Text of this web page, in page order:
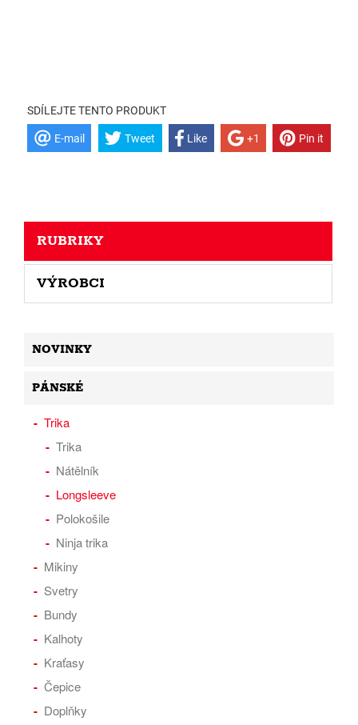
SDÍLEJTE TENTO PRODUKT
E-mail Tweet Like +1 Pin it
RUBRIKY
VÝROBCI
NOVINKY
PÁNSKÉ
Trika
Trika
Nátělník
Longsleeve
Polokošile
Ninja trika
Mikiny
Svetry
Bundy
Kalhoty
Kraťasy
Čepice
Doplňky